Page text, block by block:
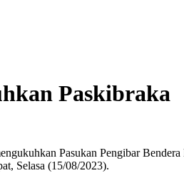
Paskibraka
Pasukan Pengibar
Selasa (15/08/2023).